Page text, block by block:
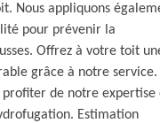
Nous appliquons
pour prévenir la
Offrez à votre toit
grâce à notre service.
profiter de notre expertise
Estimation